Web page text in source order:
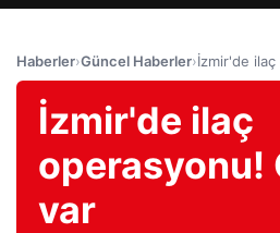
Haberler›Güncel Haberler›İzmir'de
İzmir'de ilaç
operasyonu!
var